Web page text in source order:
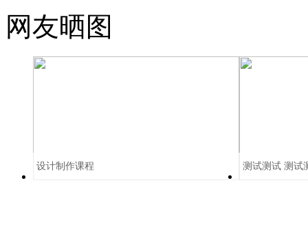
网友晒图
设计制作课程 测试测试 测试